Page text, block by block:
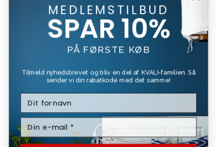
Beckers
Bona
Kundeservice
Login / Register
Kurv
Log Ind Luk
MEDLEMSTILBUD
SPAR 10%
PÅ FØRSTE KØB
Tilmeld nyhedsbrevet og bliv en del af KVALI-familien. Så
sender vi din rabatkode med det samme!